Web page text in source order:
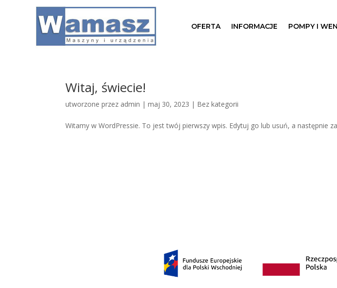
OFERTA INFORMACJE POMPY I
Witaj, świecie!
utworzone przez admin |maj 30, 2023 | Bez kategorii
Witamy w WordPressie. To jest twój pierwszy wpis. Edytuj go lub usuń, a następnie